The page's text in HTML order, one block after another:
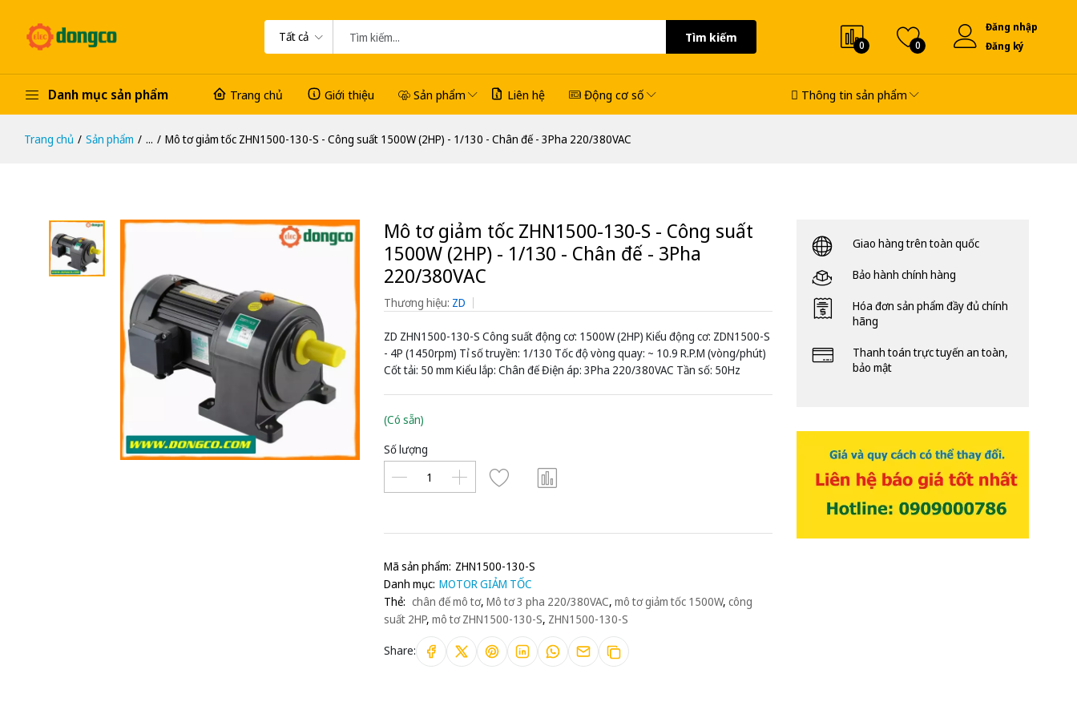
Tất cả Tìm kiếm
0 0
Đăng nhập
Đăng ký
Danh mục sản phẩm Trang chủ Giới thiệu Sản phẩm Liên hệ Động cơ số Thông tin sản phẩm
Trang chủ Sản phẩm ... Mô tơ giảm tốc ZHN1500-130-S - Công suất 1500W (2HP) - 1/130 - Chân đế - 3Pha 220/380VAC
Mô tơ giảm tốc ZHN1500-130-S - Công suất
1500W (2HP) - 1/130 - Chân đế - 3Pha
220/380VAC
Thương hiệu: ZD
ZD ZHN1500-130-S Công suất động cơ: 1500W (2HP) Kiểu động cơ: ZDN1500-S
- 4P (1450rpm) Tỉ số truyền: 1/130 Tốc độ vòng quay: ~ 10.9 R.P.M (vòng/phút)
Cốt tải: 50 mm Kiểu lắp: Chân đế Điện áp: 3Pha 220/380VAC Tần số: 50Hz
(Có sẵn)
Số lượng
Mã sản phẩm: ZHN1500-130-S
Danh mục: MOTOR GIẢM TỐC
Thẻ: chân đế mô tơ, Mô tơ 3 pha 220/380VAC, mô tơ giảm tốc 1500W, công
suất 2HP, mô tơ ZHN1500-130-S, ZHN1500-130-S
Share:
Giao hàng trên toàn quốc
Bảo hành chính hàng
Hóa đơn sản phẩm đầy đủ chính
hãng
Thanh toán trực tuyến an toàn,
bảo mật